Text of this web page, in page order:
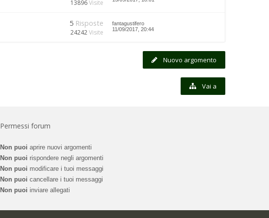
13896Visite
5 Risposte
24242Visite
fantagustifero
11/09/2017, 20:44
Nuovo argomento
Vai a
Permessi forum
Non puoi aprire nuovi argomenti
Non puoi rispondere negli argomenti
Non puoi modificare i tuoi messaggi
Non puoi cancellare i tuoi messaggi
Non puoi inviare allegati